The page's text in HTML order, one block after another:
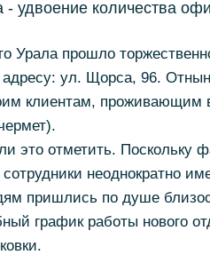
удвоение количества
Урала прошло
адресу: ул. Щорса, 96.
клиентам, проживающим
это отметить. Поскольку
неоднократно
пришлись по душе
график работы нового